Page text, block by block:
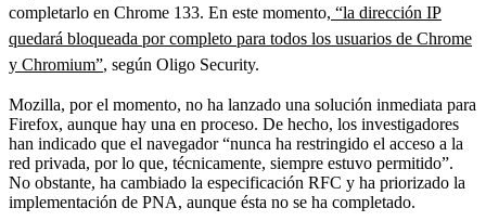
completarlo en Chrome 133. En este momento, “la dirección IP
quedará bloqueada por completo para todos los usuarios de Chrome
y Chromium”, según Oligo Security.
Mozilla, por el momento, no ha lanzado una solución inmediata para
Firefox, aunque hay una en proceso. De hecho, los investigadores
han indicado que el navegador “nunca ha restringido el acceso a la
red privada, por lo que, técnicamente, siempre estuvo permitido”.
No obstante, ha cambiado la especificación RFC y ha priorizado la
implementación de PNA, aunque ésta no se ha completado.